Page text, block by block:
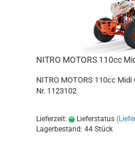
NITRO MOTORS 110cc
NITRO MOTORS 110cc Midi
Nr. 1123102
Lieferzeit: Lieferstatus
Lagerbestand: 44 Stück